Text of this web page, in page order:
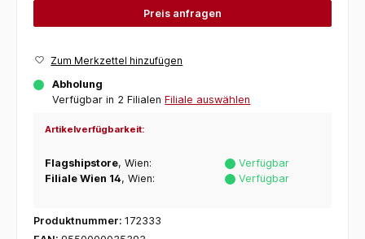
Preis anfragen
Zum Merkzettel hinzufügen
Abholung
Verfügbar in 2 Filialen Filiale auswählen
Artikelverfügbarkeit:
Flagshipstore, Wien:
Verfügbar
Filiale Wien 14, Wien: Verfügbar
Produktnummer: 172333